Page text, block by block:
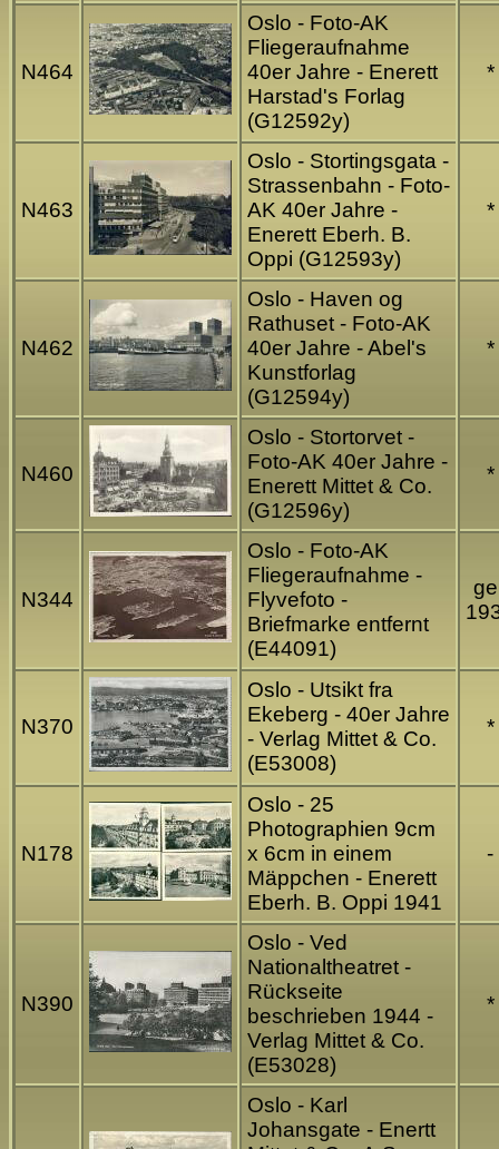
N464
Oslo - Foto-AK
Fliegeraufnahme
40er Jahre - Enerett
Harstad's Forlag
(G12592y)
*
N463
Oslo - Stortingsgata -
Strassenbahn - Foto-
AK 40er Jahre -
Enerett Eberh. B.
Oppi (G12593y)
*
N462
Oslo - Haven og
Rathuset - Foto-AK
40er Jahre - Abel's
Kunstforlag
(G12594y)
*
N460
Oslo - Stortorvet -
Foto-AK 40er Jahre -
Enerett Mittet & Co.
(G12596y)
*
N344
Oslo - Foto-AK
Fliegeraufnahme -
Flyvefoto -
Briefmarke entfernt
(E44091)
N370
Oslo - Utsikt fra
Ekeberg - 40er Jahre
- Verlag Mittet & Co.
(E53008)
*
N178
Oslo - 25
Photographien 9cm
x 6cm in einem
Mäppchen - Enerett
Eberh. B. Oppi 1941
-
N390
Oslo - Ved
Nationaltheatret -
Rückseite
beschrieben 1944 -
Verlag Mittet & Co.
(E53028)
*
Oslo - Karl
Johansgate - Enertt